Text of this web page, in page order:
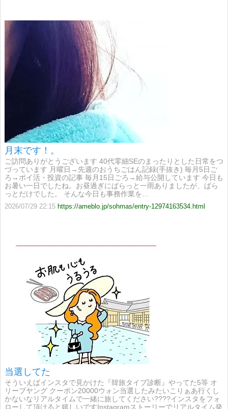
月末です！。
ご訪問ありがとうございます 40代零細SEのまったりとした日常をつ
づっています 月曜日→先週のおうちごはん記録(手抜き) 毎月5日ご
ろ→ポイ活・投資の記事 毎月15日ごろ→給与公開しています 今日も
お暑い一日でしたね。お昼過ぎにぱらっと一雨ありましたが、ぱら
っとだけでした。 そんな今日も事務作業を…
2026/07/29 22:15 https://ameblo.jp/sohmas/entry-12974163534.html
当選してた
そういえばインスタで見かけた『韓旅タイプ診断』やってた5等 オ
リーブヤング クーポン20000ウォン当選したみたいこりぁあ行くし
かないなリアルタイムで一緒に旅してください????インスタをフォ
ローして頂けると嬉しいですInstagramストーリーでリアルタイム発